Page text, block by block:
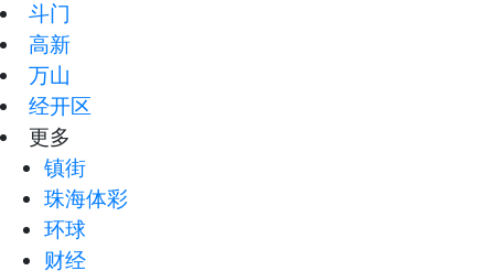
斗门
高新
万山
经开区
更多
镇街
珠海体彩
环球
财经